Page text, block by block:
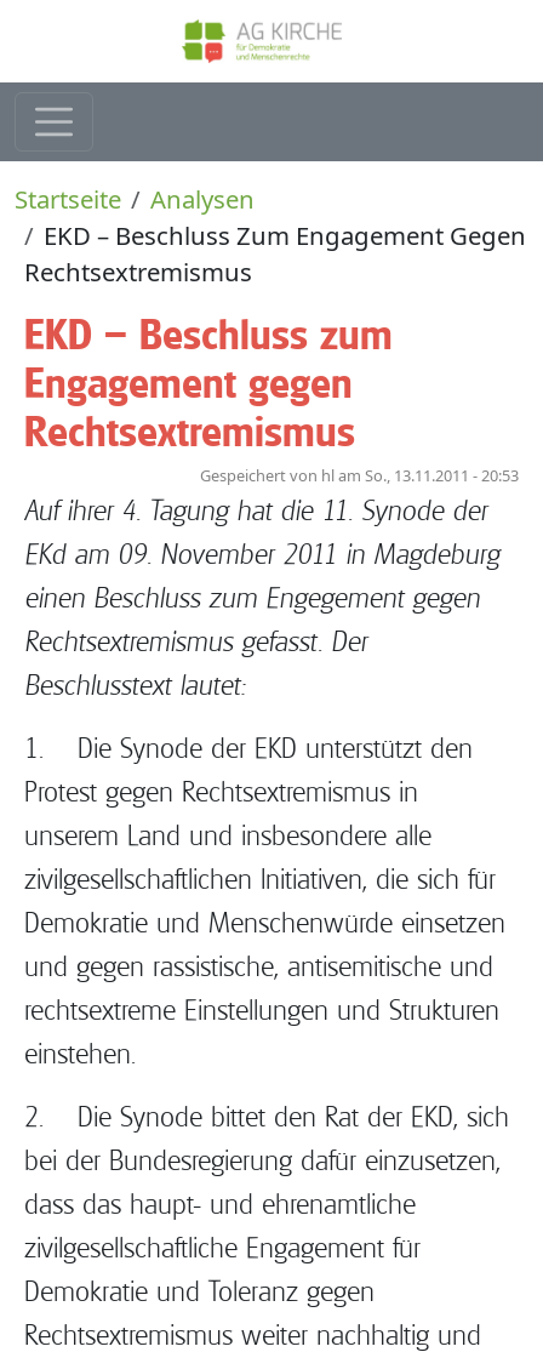
Direkt zum Inhalt
Pfadnavigation
Startseite
Analysen
EKD – Beschluss Zum Engagement Gegen
Rechtsextremismus
EKD – Beschluss zum
Engagement gegen
Rechtsextremismus
Gespeichert von hlam So., 13.11.2011 - 20:53
Auf ihrer 4. Tagung hat die 11. Synode der
EKd am 09. November 2011 in Magdeburg
einen Beschluss zum Engegement gegen
Rechtsextremismus gefasst. Der
Beschlusstext lautet:
1. Die Synode der EKD unterstützt den
Protest gegen Rechtsextremismus in
unserem Land und insbesondere alle
zivilgesellschaftlichen Initiativen, die sich für
Demokratie und Menschenwürde einsetzen
und gegen rassistische, antisemitische und
rechtsextreme Einstellungen und Strukturen
einstehen.
2. Die Synode bittet den Rat der EKD, sich
bei der Bundesregierung dafür einzusetzen,
dass das haupt- und ehrenamtliche
zivilgesellschaftliche Engagement für
Demokratie und Toleranz gegen
Rechtsextremismus weiter nachhaltig und